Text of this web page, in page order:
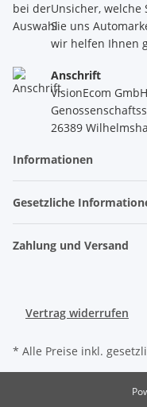
Unsicher, welche
Sie uns
wir helfen Ihnen
Anschrift
VisionEcom GmbH
26389
Informationen
Gesetzliche
Zahlung und Versand
Vertrag widerrufen
* Alle Preise inkl.